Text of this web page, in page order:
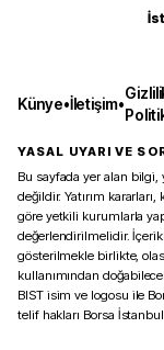
Künye•İletişim•
YASAL UYARI VE
Bu sayfada yer alan bilgi,
değildir. Yatırım
göre yetkili kurumlarla
değerlendirilmelidir.
gösterilmekle birlikte,
kullanımından
BIST isim ve logosu ile
telif hakları Borsa İstanbul